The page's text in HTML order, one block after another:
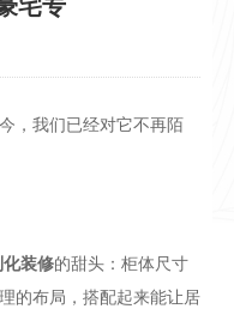
衣帽间
，我们已经对它不再陌
化装修的甜头：柜体尺寸
的布局，搭配起来能让居